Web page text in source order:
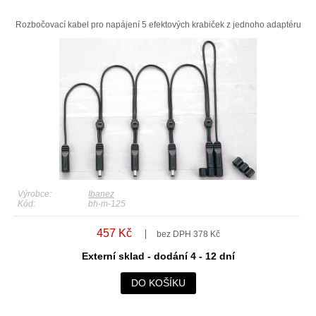
Rozbočovací kabel pro napájení 5 efektových krabiček z jednoho adaptéru
Výrobce:
Ibanez
Kód:
bh-m-125
457 Kč bez DPH 378 Kč
Externí sklad - dodání 4 - 12 dní
DO KOŠÍKU